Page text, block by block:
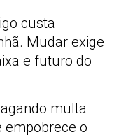
custa
Mudar exige
e futuro do
multa
empobrece o